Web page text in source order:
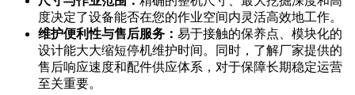
度决定了设备能否在您的作业空间内灵活高效地工作。
维护便利性与售后服务： 易于接触的保养点、模块化的
设计能大大缩短停机维护时间。同时，了解厂家提供的
售后响应速度和配件供应体系，对于保障长期稳定运营
至关重要。